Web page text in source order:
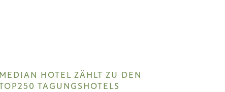
MEDIAN HOTEL ZÄHLT ZU DEN
TOP250 TAGUNGSHOTELS